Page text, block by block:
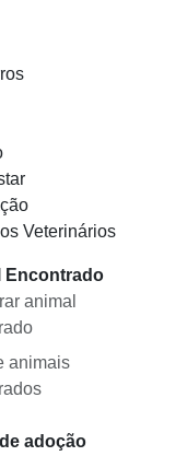
Veterinários
Encontrado
animal
animais
adoção